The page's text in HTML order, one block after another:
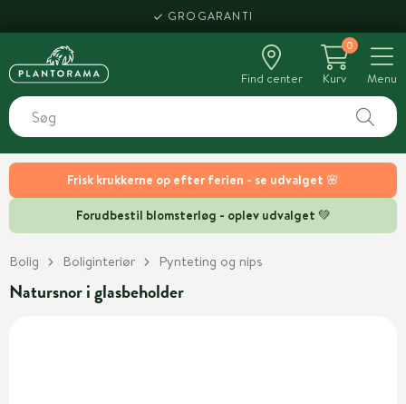
Frisk krukkerne op efter ferien - se udvalget 🌸
Forudbestil blomsterløg - oplev udvalget 💚
GROGARANTI
Find center
0
Kurv
Menu
Bolig Boliginteriør Pynteting og nips
Natursnor i glasbeholder